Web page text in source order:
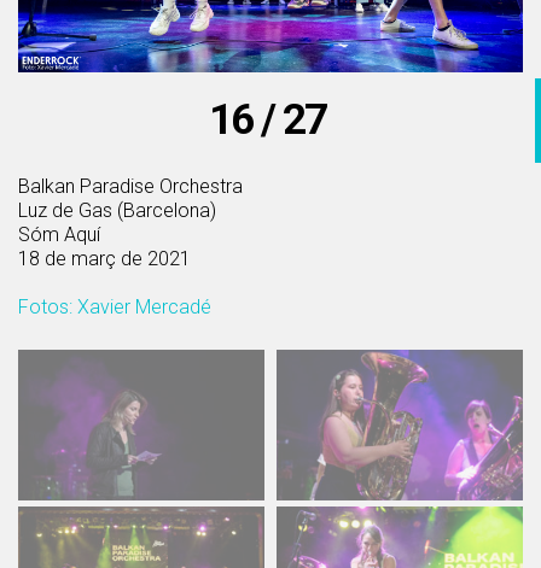
16 / 27
Balkan Paradise Orchestra
Luz de Gas (Barcelona)
Sóm Aquí
18 de març de 2021
Fotos: Xavier Mercadé